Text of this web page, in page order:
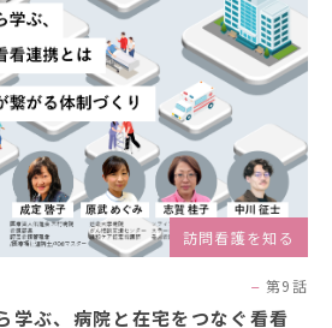
訪問看護を知る
第9話
学ぶ、病院と在宅をつなぐ看看